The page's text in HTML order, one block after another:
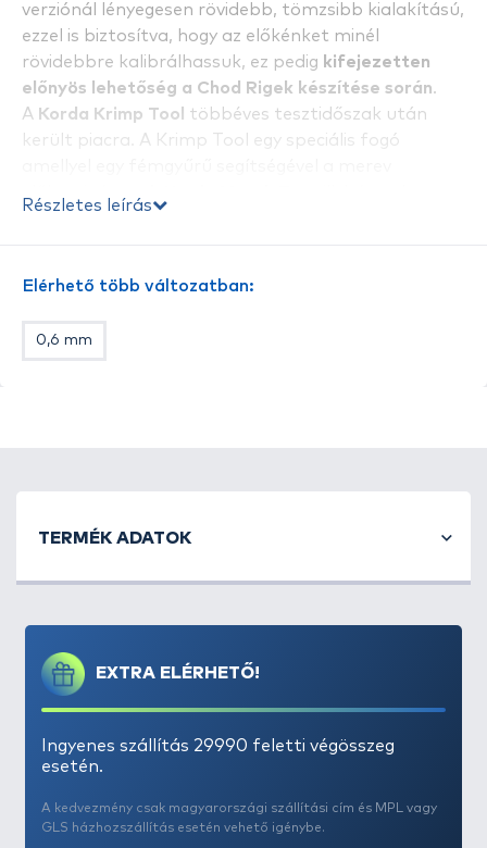
verziónál lényegesen rövidebb, tömzsibb kialakítású,
ezzel is biztosítva, hogy az előkénket minél
rövidebbre kalibrálhassuk, ez pedig kifejezetten
előnyös lehetőség a Chod Rigek készítése során.
A Korda Krimp Tool
többéves tesztidőszak után
került piacra. A Krimp Tool egy speciális fogó
fogóval. Az így elkészített "csomó" hihetetlen
gyűrűket igazítsuk a zsinórmérethez.
Részletes leírás
Elérhető több változatban:
0,6 mm
EXTRA ELÉRHETŐ!
Ingyenes szállítás 29990 feletti végösszeg
esetén.
A kedvezmény csak magyarországi szállítási cím és MPL vagy
GLS házhozszállítás esetén vehető igénybe.
TERMÉK ADATOK